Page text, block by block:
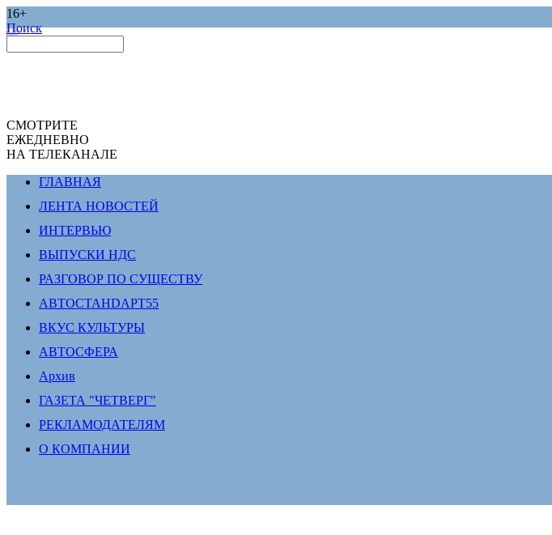
16+
Поиск
СМОТРИТЕ
ЕЖЕДНЕВНО
НА ТЕЛЕКАНАЛЕ
ГЛАВНАЯ
ЛЕНТА НОВОСТЕЙ
ИНТЕРВЬЮ
ВЫПУСКИ НДС
РАЗГОВОР ПО СУЩЕСТВУ
АВТОСТАНDАРТ55
ВКУС КУЛЬТУРЫ
АВТОСФЕРА
Архив
ГАЗЕТА "ЧЕТВЕРГ"
РЕКЛАМОДАТЕЛЯМ
О КОМПАНИИ